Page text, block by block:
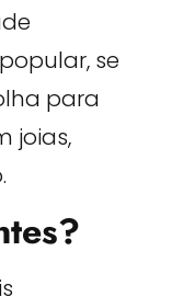
se
para
joias,